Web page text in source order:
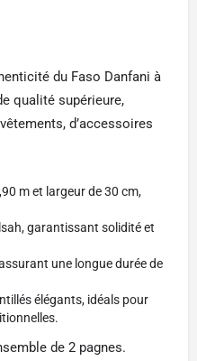
du Faso Danfani à
qualité supérieure,
d’accessoires
m et largeur de 30 cm,
garantissant solidité et
une longue durée de
élégants, idéals pour
de 2 pagnes.